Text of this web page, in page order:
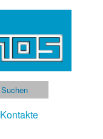
Kontakte